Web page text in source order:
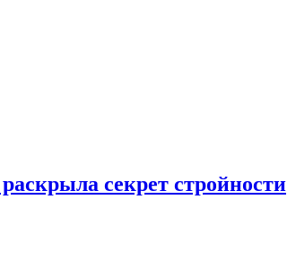
секрет стройности